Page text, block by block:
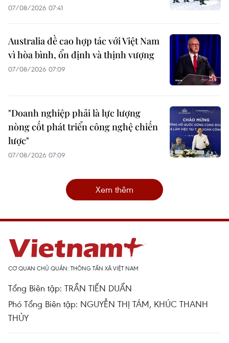
07/08/2026 07:41
Australia đề cao hợp tác với Việt Nam
vì hòa bình, ổn định và thịnh vượng
07/08/2026 07:09
"Doanh nghiệp phải là lực lượng
nòng cốt phát triển công nghệ chiến
lược"
07/08/2026 07:09
Xem thêm
CƠ QUAN CHỦ QUẢN: THÔNG TẤN XÃ VIỆT NAM
Tổng Biên tập: TRẦN TIẾN DUẨN
Phó Tổng Biên tập: NGUYỄN THỊ TÁM, KHÚC THANH
THỦY